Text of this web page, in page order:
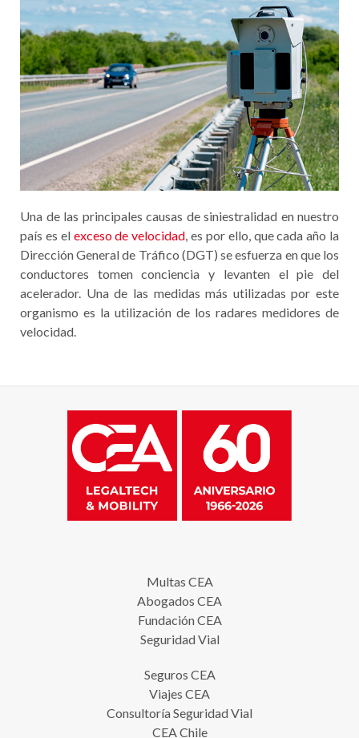
Una de las principales causas de siniestralidad en nuestro
país es el exceso de velocidad, es por ello, que cada año la
Dirección General de Tráfico (DGT) se esfuerza en que los
conductores tomen conciencia y levanten el pie del
acelerador. Una de las medidas más utilizadas por este
organismo es la utilización de los radares medidores de
velocidad.
Multas CEA
Abogados CEA
Fundación CEA
Seguridad Vial
Seguros CEA
Viajes CEA
Consultoría Seguridad Vial
CEA Chile